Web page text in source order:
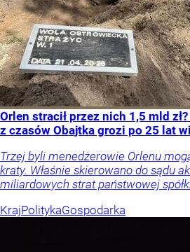
Orlen stracił przez nich 1,5 mld
z czasów Obajtka grozi po 25 lat
Trzej byli menedżerowie Orlenu
kraty. Właśnie skierowano do sądu
miliardowych strat państwowej
KrajPolitykaGospodarka